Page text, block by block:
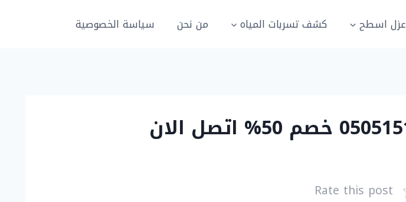
عزل اسطح كشف تسربات المياه من نحن سياسة الخصوصية
Rate this post